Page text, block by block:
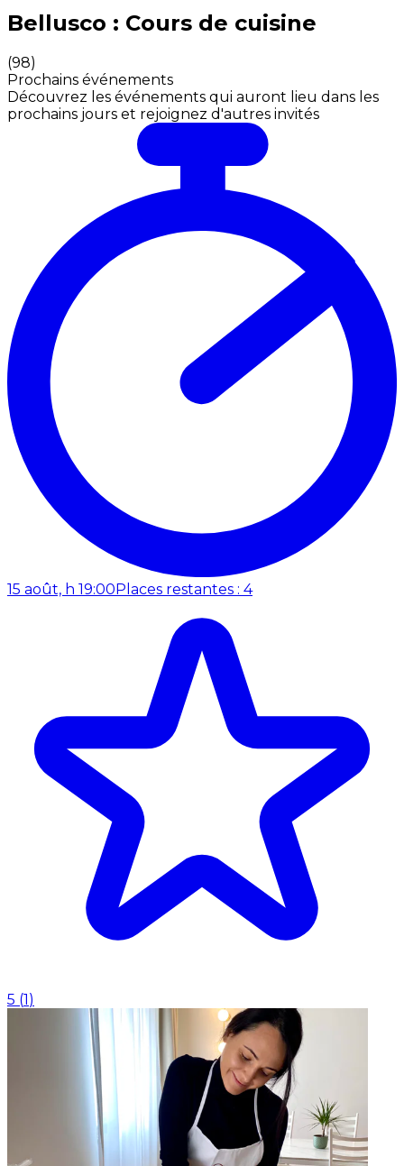
Expériences culinaires inoubliables : Expériences
Bellusco : Cours de cuisine
(98)
Prochains événements
Découvrez les événements qui auront lieu dans les
prochains jours et rejoignez d'autres invités
15 août, h 19:00 Places restantes : 4
5 (1 )